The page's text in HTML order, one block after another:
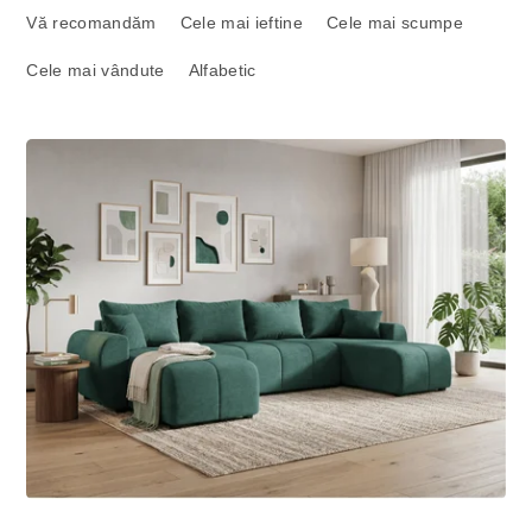
e
e
e
a
p
o
d
u
u
Vă recomandăm Cele mai ieftine Cele mai scumpe
Cele mai vândute Alfabetic
L
ă
p
o
d
u